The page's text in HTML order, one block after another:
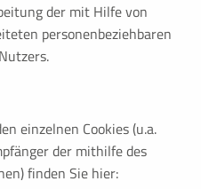
der mit Hilfe von
personenbeziehbaren
einzelnen Cookies (u.a.
der mithilfe des
finden Sie hier:
3PAPISID,__Secure-
dieser Einstellung